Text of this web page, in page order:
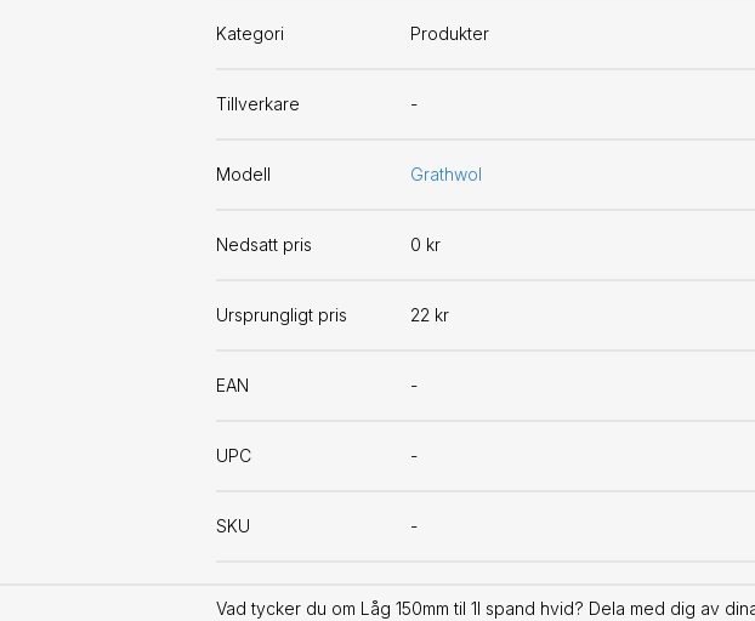
Kategori Produkter
Tillverkare -
Modell Grathwol
Nedsatt pris 0 kr
Ursprungligt pris 22 kr
EAN -
UPC -
SKU -
Vad tycker du om Låg 150mm til 1l spand hvid? Dela med dig av